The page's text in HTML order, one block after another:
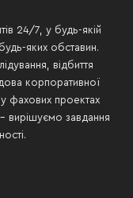
24/7, у будь-якій
будь-яких обставин.
відбиття
корпоративної
фахових проектах
вирішуємо завдання